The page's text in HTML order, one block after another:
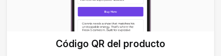
Código QR del producto